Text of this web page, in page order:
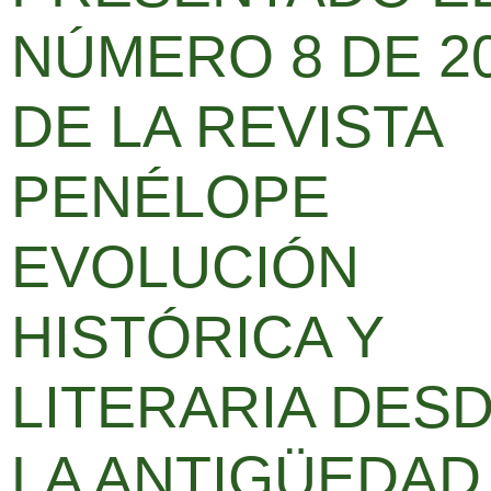
NÚMERO 8 DE
DE LA REVISTA
PENÉLOPE
EVOLUCIÓN
HISTÓRICA Y
LITERARIA
LA ANTIGÜEDAD